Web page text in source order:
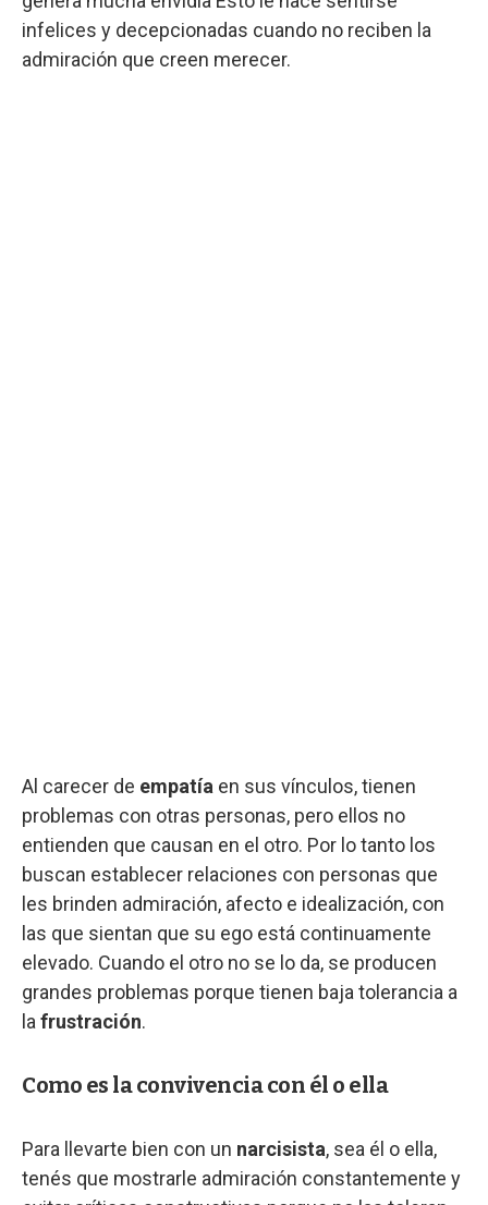
infelices y decepcionadas cuando no reciben la
admiración que creen merecer.
Al carecer de empatía en sus vínculos, tienen
problemas con otras personas, pero ellos no
entienden que causan en el otro. Por lo tanto los
buscan establecer relaciones con personas que
les brinden admiración, afecto e idealización, con
las que sientan que su ego está continuamente
elevado. Cuando el otro no se lo da, se producen
grandes problemas porque tienen baja tolerancia a
la frustración.
Como es la convivencia con él o ella
Para llevarte bien con un narcisista, sea él o ella,
tenés que mostrarle admiración constantemente y